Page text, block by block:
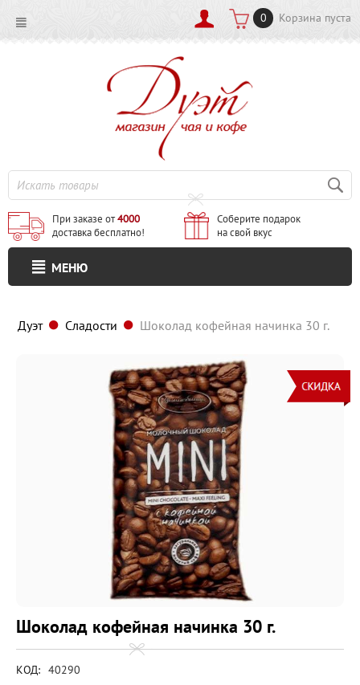
0 Корзина пуста
При заказе от4000
доставка бесплатно!
Соберите подарок
на свой вкус
МЕНЮ
Дуэт Сладости Шоколад кофейная начинка 30 г.
Шоколад кофейная начинка 30 г.
КОД: 40290